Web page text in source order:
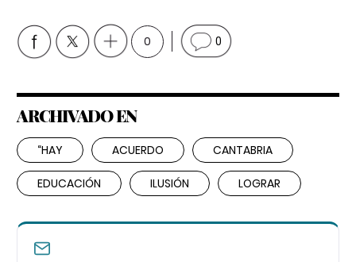
0 0
ARCHIVADO EN
“HAY ACUERDO CANTABRIA
EDUCACIÓN ILUSIÓN LOGRAR